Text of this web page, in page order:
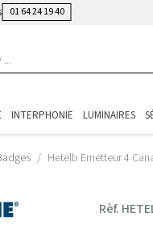
01 64 24 19 40
INTERPHONIE LUMINAIRES
Hetelb Emetteur 4
Rèf.